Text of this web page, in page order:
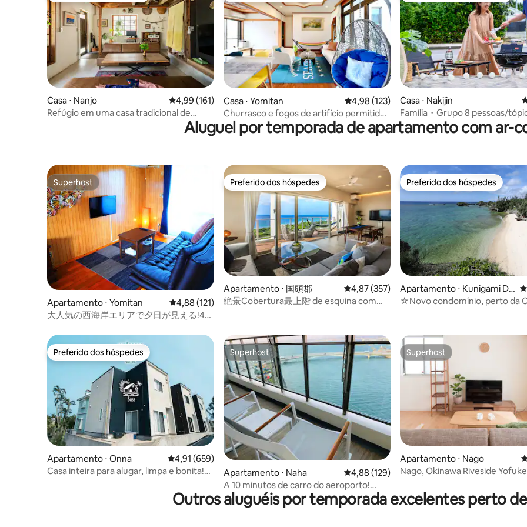
Casa ⋅ Nanjo 4,99 de uma avaliação média de 5, 161 avaliações
4,99 (161)
Refúgio em uma casa tradicional de
Casa ⋅ Yomitan 4,98 de uma avaliação média de 5, 123
4,98 (123)
Churrasco e fogos de artifício permitidos
| Com jardim | Acomodação espaçosa e
popular para famílias com crianças, para
Casa ⋅ Nakijin
Família・Grupo 8 pessoas/
JUNGLIA12 pontos/praia・
Kinabalu 8 pontos/Aquário de
Aluguel por temporada de apartamento com ar-
Superhost
Superhost
Apartamento ⋅ Yomitan 4,88 de uma avaliação média de 5, 121 avaliações
4,88 (121)
大人気の西海岸エリアで夕日が見える!4名
きる静かなお部屋♪
Preferido dos hóspedes
Preferido dos hóspedes
Apartamento ⋅ 国頭郡 4,87 de uma avaliação média de 5, 357
4,87 (357)
絶景Cobertura最上階 de esquina com
Preferido dos hóspedes
Preferido dos hóspedes
Apartamento ⋅ Kunigami Dis
trict
☆Novo condomínio, perto da
Preferido dos hóspedes
Preferido dos hóspedes
Apartamento ⋅ Onna 4,91 de uma avaliação média de 5, 659 avaliações
4,91 (659)
Casa inteira para alugar, limpa e bonita!
bebedouro, muito popular entre famílias
Superhost
Superhost
Apartamento ⋅ Naha 4,88 de uma avaliação média de 5, 129
4,88 (129)
A 10 minutos de carro do aeroporto!
Vista para o mar! Localizado a 10 minutos
de carro da Kokusai-dori! Acomoda até 5
Superhost
Superhost
Apartamento ⋅ Nago
Nago, Okinawa Riveside Yofuke
Outros aluguéis por temporada excelentes perto